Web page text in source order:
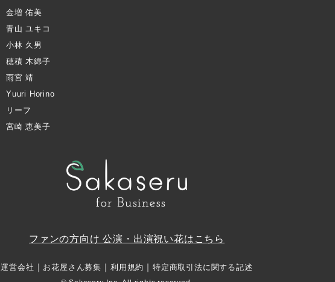
金増 佑美
青山 ユキコ
小林 久男
穂積 木綿子
雨宮 靖
Yuuri Horino
リーフ
宮崎 恵美子
ファンの方向け 公演・出演祝い花はこちら
運営会社 ｜ お花屋さん募集 ｜ 利用規約 ｜ 特定商取引法に関する記述